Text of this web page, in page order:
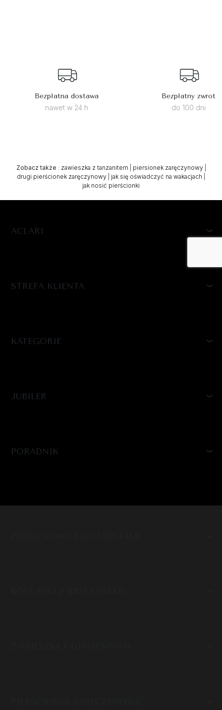
Bezpłatna dostawa
nawet w 24 h
Bezpłatny zwrot
do 100 dni
Zobacz także : zawieszka z tanzanitem piersionek zaręczynowy|
drugi pierścionek zaręczynowy
jak się oświadczyć na wakacjach
jak nosić pierścionki
ACLARI
STREFA KLIENTA
KATEGORIE
JUBILER
PORADNIK